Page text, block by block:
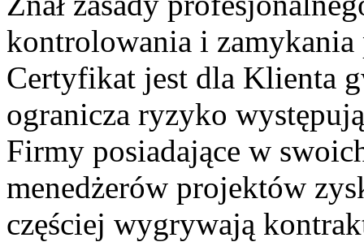
kontrolowania i
Certyfikat jest dla Klienta
ogranicza ryzyko
Firmy posiadające w
menedżerów projektów
częściej wygrywają